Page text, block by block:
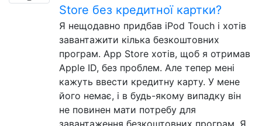
Store без кредитної картки?
Я нещодавно придбав iPod Touch і хотів
завантажити кілька безкоштовних
програм. App Store хотів, щоб я отримав
Apple ID, без проблем. Але тепер мені
кажуть ввести кредитну карту. У мене
його немає, і в будь-якому випадку він
не повинен мати потребу для
завантаження безкоштовних програм. Я